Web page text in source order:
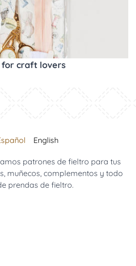
for craft lovers
English
patrones de fieltro para tus
muñecos, complementos y todo
prendas de fieltro.